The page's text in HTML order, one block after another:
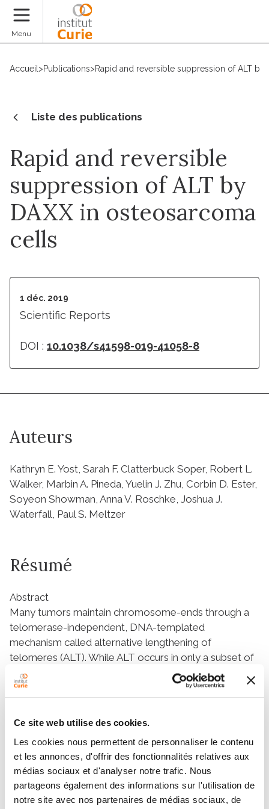
Ce site web utilise des cookies.
Les cookies nous permettent de personnaliser le contenu
et les annonces, d'offrir des fonctionnalités relatives aux
médias sociaux et d'analyser notre trafic. Nous
partageons également des informations sur l'utilisation de
notre site avec nos partenaires de médias sociaux, de
Menu
Accueil >Publications>Rapid and reversible suppression of ALT
Liste des publications
Rapid and reversible
suppression of ALT by
DAXX in osteosarcoma
cells
1 déc. 2019
Scientific Reports
DOI : 10.1038/s41598-019-41058-8
Auteurs
Kathryn E. Yost, Sarah F. Clatterbuck Soper, Robert L.
Walker, Marbin A. Pineda, Yuelin J. Zhu, Corbin D. Ester,
Soyeon Showman, Anna V. Roschke, Joshua J.
Waterfall, Paul S. Meltzer
Résumé
Abstract
Many tumors maintain chromosome-ends through a
telomerase-independent, DNA-templated
mechanism called alternative lengthening of
telomeres (ALT). While ALT occurs in only a subset of
tumors, it is strongly associated with mutations in the
genes
, which encode components of
ATRXand DAXX
mutations in potentiating the
Here we characterize an osteosarcoma cell line,
G292, with wild-type ATRX but a unique chromosome
translocation resulting in loss of DAXX function. While
ATRX and DAXX form a complex in G292, this